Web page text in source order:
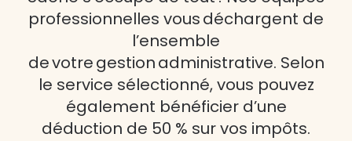
professionnelles vous déchargent de
l’ensemble
de votre gestion administrative. Selon
le service sélectionné, vous pouvez
également bénéficier d’une
déduction de 50 % sur vos impôts.